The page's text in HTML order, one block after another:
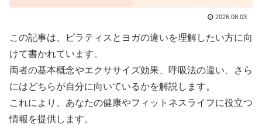
2026.08.03
この記事は、ピラティスとヨガの違いを理解したい方に向
けて書かれています。
両者の基本概念やエクササイズ効果、呼吸法の違い、さら
にはどちらが自分に向いているかを解説します。
これにより、あなたの健康やフィットネスライフに役立つ
情報を提供します。